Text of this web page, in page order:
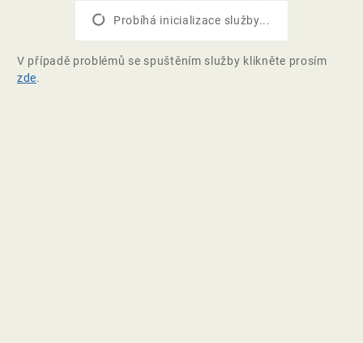
Probíhá inicializace služby...
V případě problémů se spuštěním služby klikněte prosím
zde.